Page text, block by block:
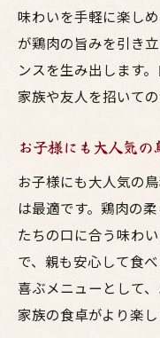
味わいを手軽に楽し
が鶏肉の旨みを引き
ンスを生み出します
家族や友人を招いて
お子様にも大人気の
お子様にも大人気の
は最適です。鶏肉の
たちの口に合う味わ
で、親も安心して食
喜ぶメニューとして
家族の食卓がより楽